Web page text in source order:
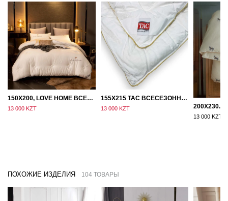
150Х200, LOVE HOME ВСЕСЕЗОННОЕ ОДЕЯЛО ИЗ ХЛОПКА С НАПОЛНИТЕЛЕМ МИКРОГЕЛЬ
13 000 KZT
155Х215 TAC ВСЕСЕЗОННОЕ ХЛОПКОВОЕ ОДЕЯЛО ИЗ БАМБУКОВОГО ВОЛОКНА
13 000 KZT
13 000 KZT
ПОХОЖИЕ ИЗДЕЛИЯ 104 ТОВАРЫ